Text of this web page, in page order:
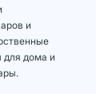
и
для дома и